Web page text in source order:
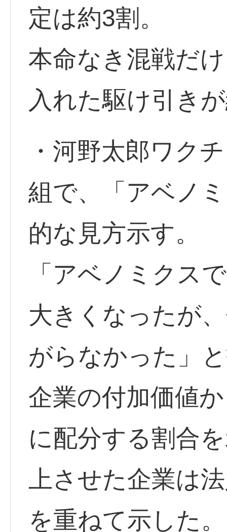
定は約3割。
本命なき混戦だ
入れた駆け引き
・河野太郎ワク
組で、「アベノ
的な見方示す。
「アベノミクス
大きくなったが
がらなかった」
企業の付加価値
に配分する割合
上させた企業は
を重ねて示した。